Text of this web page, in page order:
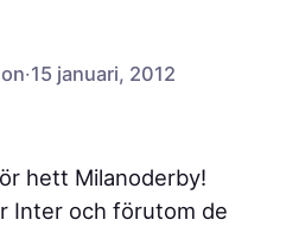
·15 januari, 2012
hett Milanoderby!
Inter och förutom de